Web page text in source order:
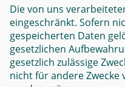
Die von uns
eingeschränkt. Sofern
gespeicherten Daten
gesetzlichen
gesetzlich zulässige
nicht für andere